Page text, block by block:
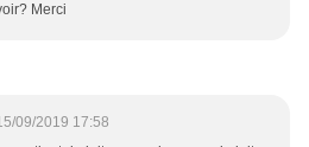
Merci
09/2019 17:58